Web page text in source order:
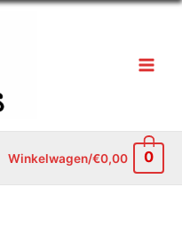
Winkelwagen/€0,00 0